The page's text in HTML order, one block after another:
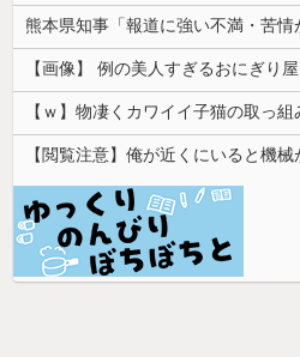
【ｗ】物凄くカワイイ子猫の取っ組
【閲覧注意】俺が近くにいると機